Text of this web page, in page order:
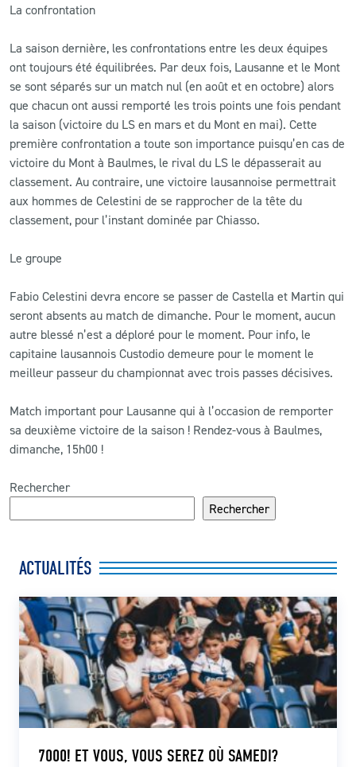
La confrontation
La saison dernière, les confrontations entre les deux équipes
ont toujours été équilibrées. Par deux fois, Lausanne et le Mont
se sont séparés sur un match nul (en août et en octobre) alors
que chacun ont aussi remporté les trois points une fois pendant
la saison (victoire du LS en mars et du Mont en mai). Cette
première confrontation a toute son importance puisqu’en cas de
victoire du Mont à Baulmes, le rival du LS le dépasserait au
classement. Au contraire, une victoire lausannoise permettrait
aux hommes de Celestini de se rapprocher de la tête du
classement, pour l’instant dominée par Chiasso.
Le groupe
Fabio Celestini devra encore se passer de Castella et Martin qui
seront absents au match de dimanche. Pour le moment, aucun
autre blessé n’est a déploré pour le moment. Pour info, le
capitaine lausannois Custodio demeure pour le moment le
meilleur passeur du championnat avec trois passes décisives.
Match important pour Lausanne qui à l’occasion de remporter
sa deuxième victoire de la saison ! Rendez-vous à Baulmes,
dimanche, 15h00 !
Rechercher
Rechercher
ACTUALITÉS
7000! ET VOUS, VOUS SEREZ OÙ SAMEDI?